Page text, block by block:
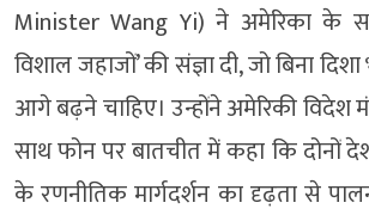
Minister Wang Yi) ने अमेरिका के
विशाल जहाजों’ की संज्ञा दी, जो बिना
आगे बढ़ने चाहिए। उन्होंने अमेरिकी विदेश
साथ फोन पर बातचीत में कहा कि दोनों
के रणनीतिक मार्गदर्शन का दृढ़ता से